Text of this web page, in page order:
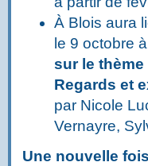
À Blois aura
le 9 octobre
sur le thème
Regards et
par Nicole
Vernayre,
Une nouvelle